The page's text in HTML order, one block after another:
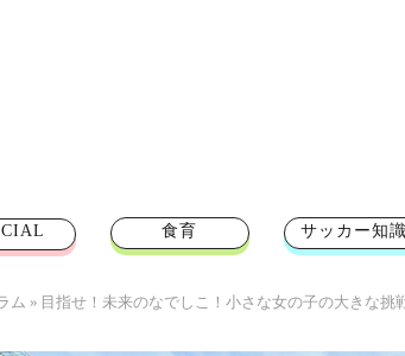
食育 サッカー知識
ム » 目指せ！未来のなでしこ！小さな女の子の大きな挑